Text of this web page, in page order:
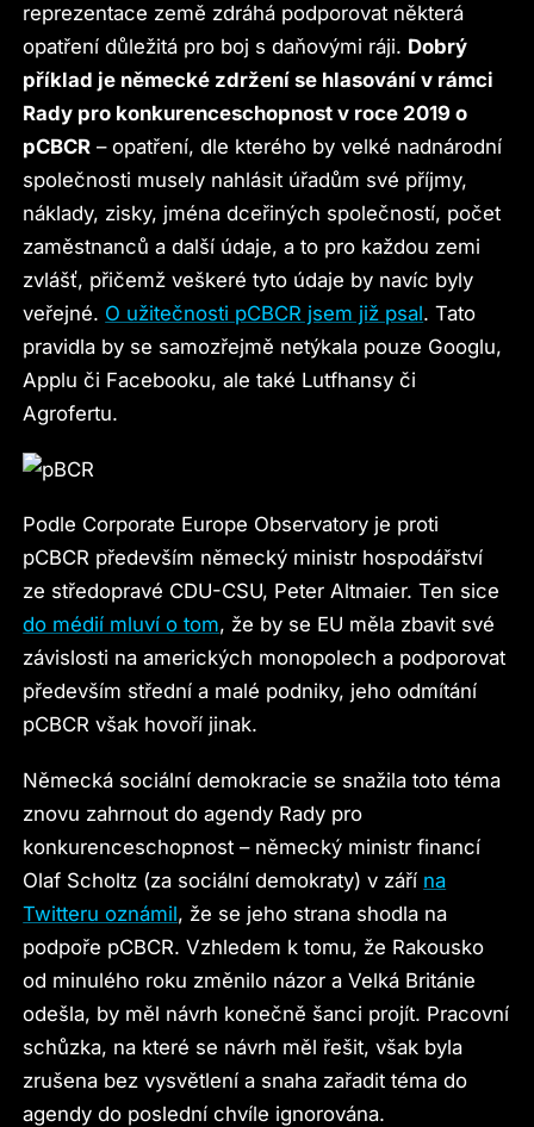
reprezentace země zdráhá podporovat některá
opatření důležitá pro boj s daňovými ráji. Dobrý
příklad je německé zdržení se hlasování v rámci
Rady pro konkurenceschopnost v roce 2019 o
pCBCR – opatření, dle kterého by velké nadnárodní
společnosti musely nahlásit úřadům své příjmy,
náklady, zisky, jména dceřiných společností, počet
zaměstnanců a další údaje, a to pro každou zemi
zvlášť, přičemž veškeré tyto údaje by navíc byly
veřejné. O užitečnosti pCBCR jsem již psal. Tato
pravidla by se samozřejmě netýkala pouze Googlu,
Applu či Facebooku, ale také Lutfhansy či
Agrofertu.
Podle Corporate Europe Observatory je proti
pCBCR především německý ministr hospodářství
ze středopravé CDU-CSU, Peter Altmaier. Ten sice
do médií mluví o tom, že by se EU měla zbavit své
závislosti na amerických monopolech a podporovat
především střední a malé podniky, jeho odmítání
pCBCR však hovoří jinak.
Německá sociální demokracie se snažila toto téma
znovu zahrnout do agendy Rady pro
konkurenceschopnost – německý ministr financí
Olaf Scholtz (za sociální demokraty) v září na
Twitteru oznámil, že se jeho strana shodla na
podpoře pCBCR. Vzhledem k tomu, že Rakousko
od minulého roku změnilo názor a Velká Británie
odešla, by měl návrh konečně šanci projít. Pracovní
schůzka, na které se návrh měl řešit, však byla
zrušena bez vysvětlení a snaha zařadit téma do
agendy do poslední chvíle ignorována.